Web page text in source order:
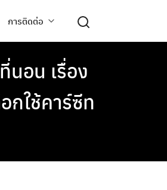
การติดต่อ
นอน เรื่อง
กใช้คาร์ซีท